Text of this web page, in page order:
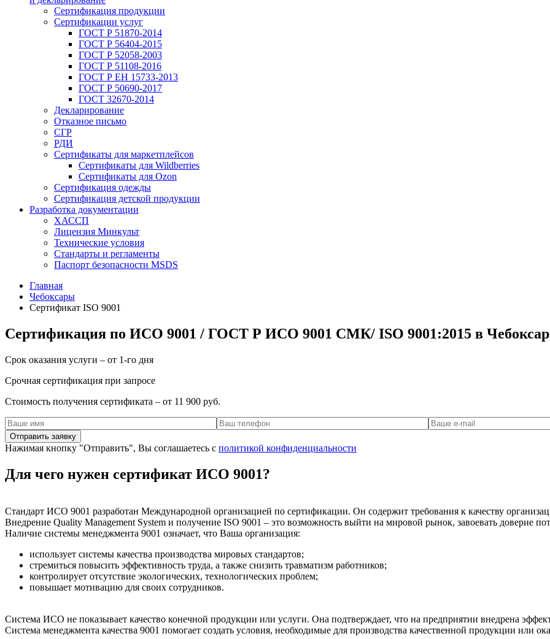
Сертификация продукции
Сертификации услуг
ГОСТ Р 51870-2014
ГОСТ Р 56404-2015
ГОСТ Р 52058-2003
ГОСТ Р 51108-2016
ГОСТ Р ЕН 15733-2013
ГОСТ Р 50690-2017
ГОСТ 32670-2014
Декларирование
Отказное письмо
СГР
РДИ
Сертификаты для маркетплейсов
Сертификаты для Wildberries
Сертификаты для Ozon
Сертификация одежды
Сертификация детской продукции
Разработка документации
ХАССП
Лицензия Минкульт
Технические условия
Стандарты и регламенты
Паспорт безопасности MSDS
Главная
Чебоксары
Сертификат ISO 9001
Сертификация по ИСО 9001 / ГОСТ Р ИСО 9001 СМК/ ISO 9001:2015 в
Срок оказания услуги – от 1-го дня
Срочная сертификация при запросе
Стоимость получения сертификата – от 11 900 руб.
Нажимая кнопку "Отправить", Вы соглашаетесь с политикой конфиденциальности
Для чего нужен сертификат ИСО 9001?
Стандарт ИСО 9001 разработан Международной организацией по сертификации. Он содержит требования к качеству
Внедрение Quality Management System и получение ISO 9001 – это возможность выйти на мировой рынок, завоевать доверие
Наличие системы менеджмента 9001 означает, что Ваша организация:
использует системы качества производства мировых стандартов;
стремиться повысить эффективность труда, а также снизить травматизм работников;
контролирует отсутствие экологических, технологических проблем;
повышает мотивацию для своих сотрудников.
Система ИСО не показывает качество конечной продукции или услуги. Она подтверждает, что на предприятии внедрена
Система менеджмента качества 9001 помогает создать условия, необходимые для производства качественной продукции или